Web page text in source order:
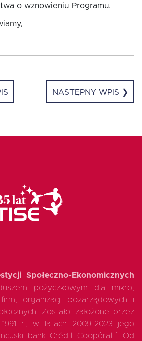
o wznowieniu Programu.
NASTĘPNY WPIS ❯
Społeczno-Ekonomicznych
pożyczkowym dla mikro,
organizacji pozarządowych i
Zostało założone przez
r., w latach 2009-2023 jego
bank Crédit Coopératif. Od